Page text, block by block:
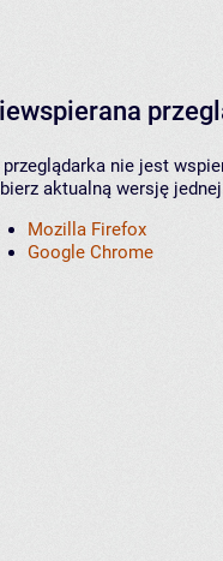
przeglądarka nie jest
aktualną wersję
Mozilla Firefox
Google Chrome